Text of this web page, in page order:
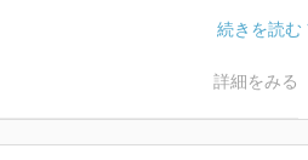
詳細をみる